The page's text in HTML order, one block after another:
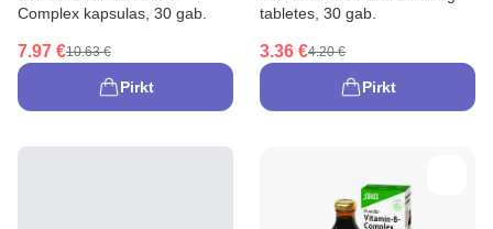
Complex kapsulas, 30 gab.
7.97 €10.63 €
Pirkt
tabletes, 30 gab.
3.36 €4.20 €
Pirkt